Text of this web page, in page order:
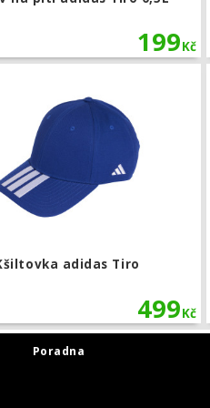
199Kč
adidas Tiro
499Kč
Poradna